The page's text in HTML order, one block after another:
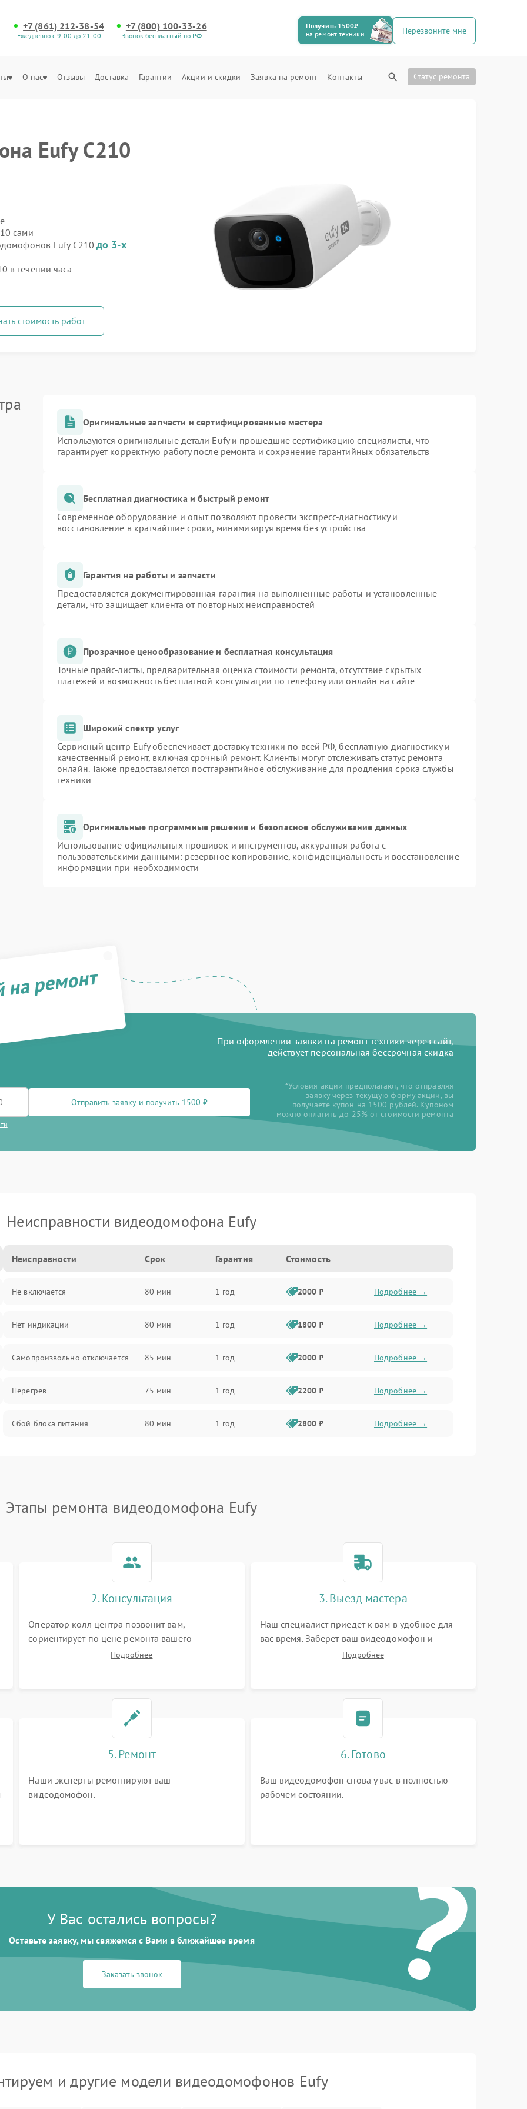
+7 (861) 212-38-54
Ежедневно с 9:00 до 21:00
+7 (800) 100-33-26
Звонок бесплатный по РФ
Получить 1500₽
на ремонт техники
Перезвоните мне
О нас Отзывы Доставка Гарантии Акции и скидки Заявка на ремонт Контакты Статус ремонта
Eufy C210
сами
Eufy C210 до 3-х
в течении часа
стоимость работ
Оригинальные запчасти и сертифицированные мастера
Используются оригинальные детали Eufy и прошедшие сертификацию специалисты, что
гарантирует корректную работу после ремонта и сохранение гарантийных обязательств
Бесплатная диагностика и быстрый ремонт
Современное оборудование и опыт позволяют провести экспресс-диагностику и
восстановление в кратчайшие сроки, минимизируя время без устройства
Гарантия на работы и запчасти
Предоставляется документированная гарантия на выполненные работы и установленные
детали, что защищает клиента от повторных неисправностей
Прозрачное ценообразование и бесплатная консультация
Точные прайс-листы, предварительная оценка стоимости ремонта, отсутствие скрытых
платежей и возможность бесплатной консультации по телефону или онлайн на сайте
Широкий спектр услуг
Сервисный центр Eufy обеспечивает доставку техники по всей РФ, бесплатную диагностику и
качественный ремонт, включая срочный ремонт. Клиенты могут отслеживать статус ремонта
онлайн. Также предоставляется постгарантийное обслуживание для продления срока службы
техники
Оригинальные программные решение и безопасное обслуживание данных
Использование официальных прошивок и инструментов, аккуратная работа с
пользовательскими данными: резервное копирование, конфиденциальность и восстановление
информации при необходимости
ремонт
При оформлении заявки на ремонт техники через сайт,
действует персональная бессрочная скидка
Отправить заявку и получить 1500 ₽
*Условия акции предполагают, что отправляя
заявку через текущую форму акции, вы
получаете купон на 1500 рублей. Купоном
можно оплатить до 25% от стоимости ремонта
Неисправности видеодомофона Eufy
Неисправности Срок Гарантия Стоимость
Не включается 80 мин 1 год 2000 ₽ Подробнее →
Нет индикации 80 мин 1 год 1800 ₽ Подробнее →
Самопроизвольно отключается 85 мин 1 год 2000 ₽ Подробнее →
Перегрев 75 мин 1 год 2200 ₽ Подробнее →
Сбой блока питания 80 мин 1 год 2800 ₽ Подробнее →
Этапы ремонта видеодомофона Eufy
2. Консультация
Оператор колл центра позвонит вам,
сориентирует по цене ремонта вашего
видеодомофона а также ответит на все ваши
Подробнее
3. Выезд мастера
Наш специалист приедет к вам в удобное для
вас время. Заберет ваш видеодомофон и
привезет на склад для диагностики.
Подробнее
5. Ремонт
Наши эксперты ремонтируют ваш
видеодомофон.
6. Готово
Ваш видеодомофон снова у вас в полностью
рабочем состоянии.
?
У Вас остались вопросы?
Оставьте заявку, мы свяжемся с Вами в ближайшее время
Заказать звонок
и другие модели видеодомофонов Eufy